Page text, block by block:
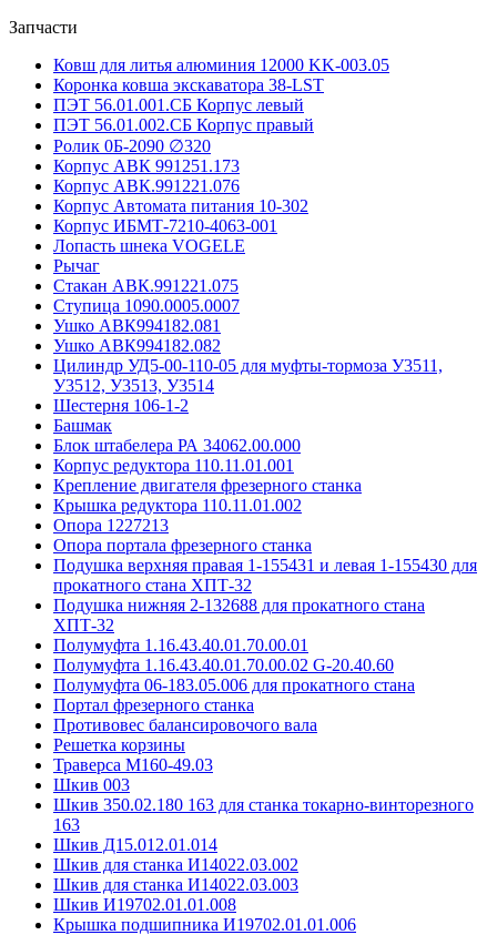
Запчасти
Ковш для литья алюминия 12000 KK-003.05
Коронка ковша экскаватора 38-LST
ПЭТ 56.01.001.СБ Корпус левый
ПЭТ 56.01.002.СБ Корпус правый
Ролик 0Б-2090 ∅320
Корпус АВК 991251.173
Корпус АВК.991221.076
Корпус Автомата питания 10-302
Корпус ИБМТ-7210-4063-001
Лопасть шнека VOGELE
Рычаг
Стакан АВК.991221.075
Ступица 1090.0005.0007
Ушко АВК994182.081
Ушко АВК994182.082
Цилиндр УД5-00-110-05 для муфты-тормоза У3511,
У3512, У3513, У3514
Шестерня 106-1-2
Башмак
Блок штабелера РА 34062.00.000
Корпус редуктора 110.11.01.001
Крепление двигателя фрезерного станка
Крышка редуктора 110.11.01.002
Опора 1227213
Опора портала фрезерного станка
Подушка верхняя правая 1-155431 и левая 1-155430 для
прокатного стана ХПТ-32
Подушка нижняя 2-132688 для прокатного стана
ХПТ-32
Полумуфта 1.16.43.40.01.70.00.01
Полумуфта 1.16.43.40.01.70.00.02 G-20.40.60
Полумуфта 06-183.05.006 для прокатного стана
Портал фрезерного станка
Противовес балансировочого вала
Решетка корзины
Траверса М160-49.03
Шкив 003
Шкив 350.02.180 163 для станка токарно-винторезного
163
Шкив Д15.012.01.014
Шкив для станка И14022.03.002
Шкив для станка И14022.03.003
Шкив И19702.01.01.008
Крышка подшипника И19702.01.01.006